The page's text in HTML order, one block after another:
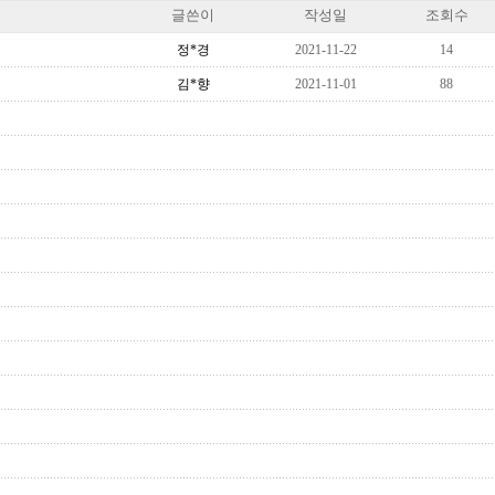
글쓴이 작성일 조회수
정*경 2021-11-22 14
김*향 2021-11-01 88